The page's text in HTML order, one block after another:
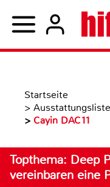
Startseite
>
> Cayin DAC11
Topthema: Deep
vereinbaren eine